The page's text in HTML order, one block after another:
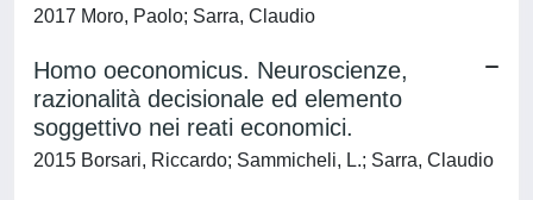
2017 Moro, Paolo; Sarra, Claudio
Homo oeconomicus. Neuroscienze,
razionalità decisionale ed elemento
soggettivo nei reati economici.
2015 Borsari, Riccardo; Sammicheli, L.; Sarra, Claudio